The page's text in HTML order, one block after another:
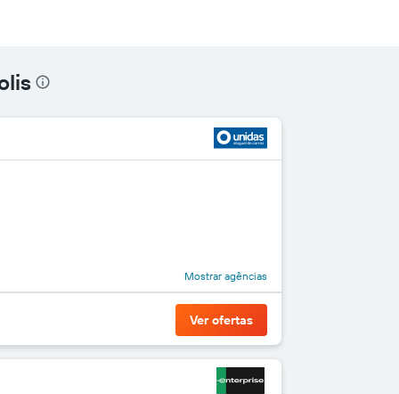
Mostrar agências
Ver ofertas